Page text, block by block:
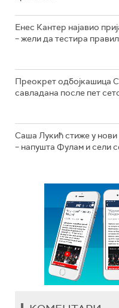
Енес Кантер најавио
– жели да тестира
Преокрет одбојкашица
савладана после пет
Саша Лукић стиже у нови
– напушта Фулам и сели